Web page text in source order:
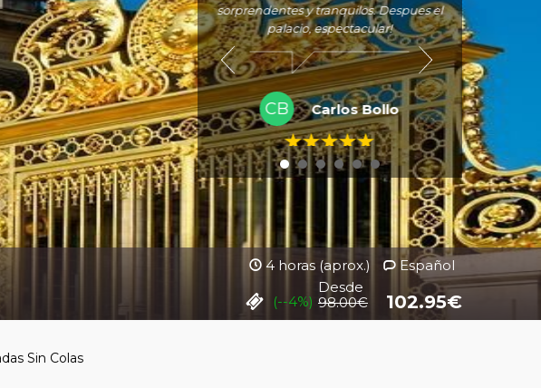
Español
4 horas (aprox.)
(--4%)
Desde
98.00€ 102.95€
AM Ana Maria LLopis
sorprendentes y tranquilos. Despues el
palacio, espectacular!
CB Carlos Bollo
Sin Colas